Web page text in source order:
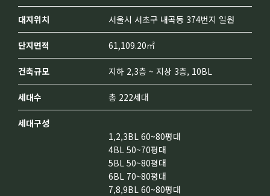
대지위치 서울시 서초구 내곡동 374번지 일원
단지면적 61,109.20㎡
건축규모 지하 2,3층 ~ 지상 3층, 10BL
세대수 총 222세대
세대구성
1,2,3BL 60~80평대
4BL 50~70평대
5BL 50~80평대
6BL 70~80평대
7,8,9BL 60~80평대